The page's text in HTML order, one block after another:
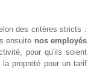
des critères stricts :
ensuite nos employés
pour qu'ils soient
propreté pour un tarif